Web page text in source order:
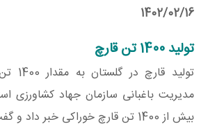
1402/02/16
تولید 1400 تن قارچ
مدیریت باغبانی سازمان جهاد کشاورزی
بیش از 1400 تن قارچ خوراکی خبر